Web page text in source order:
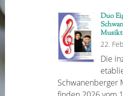
Duo
22.
Die
Schwanenberger